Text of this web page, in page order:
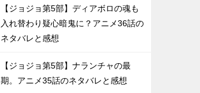
【ジョジョ第5部】ディアボロの魂も
入れ替わり疑心暗鬼に？アニメ36話の
ネタバレと感想
【ジョジョ第5部】ナランチャの最
期。アニメ35話のネタバレと感想